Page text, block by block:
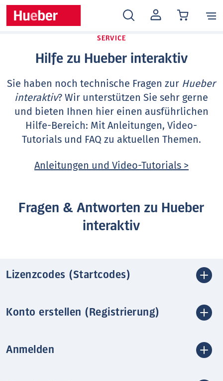
MEIN
KONTO
SERVICE
Hilfe zu Hueber interaktiv
Sie haben noch technische Fragen zur Hueber
interaktiv? Wir unterstützen Sie sehr gerne
und bieten Ihnen hier einen ausführlichen
Hilfe-Bereich: Mit Anleitungen, Video-
Tutorials und FAQ zu aktuellen Themen.
Anleitungen und Video-Tutorials >
Fragen & Antworten zu Hueber
interaktiv
Lizenzcodes (Startcodes)
Konto erstellen (Registrierung)
Anmelden